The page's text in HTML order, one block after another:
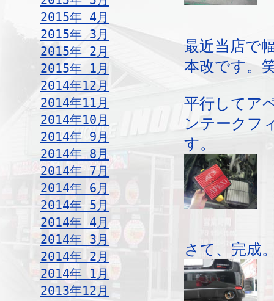
2015年 4月
2015年 3月
2015年 2月
2015年 1月
2014年12月
2014年11月
2014年10月
2014年 9月
2014年 8月
2014年 7月
2014年 6月
2014年 5月
2014年 4月
2014年 3月
2014年 2月
2014年 1月
2013年12月
最近当店で
本改です。
平行してア
ンテークフ
す。
さて、完成